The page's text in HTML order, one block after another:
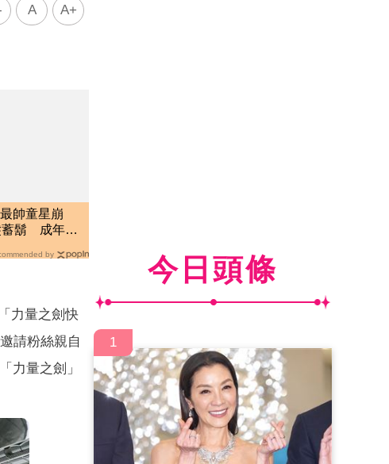
A A+
帥童星崩
蓄鬍 成年頹
by
力量之劍快
請粉絲親自
力量之劍」
今日頭條
1